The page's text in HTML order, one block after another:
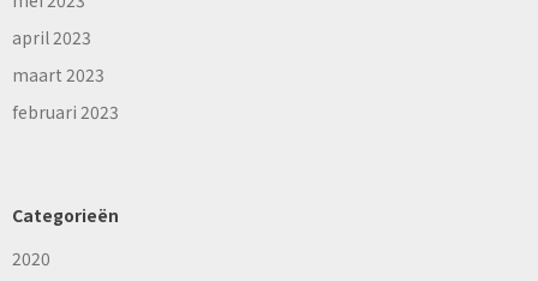
april 2023
maart 2023
februari 2023
Categorieën
2020